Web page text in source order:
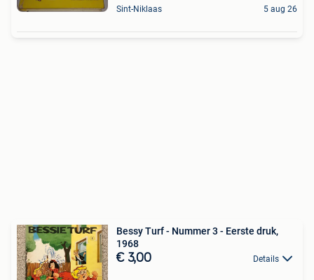
Sint-Niklaas 5 aug 26
Bessy Turf - Nummer 3 - Eerste druk,
1968
€ 3,00 Details